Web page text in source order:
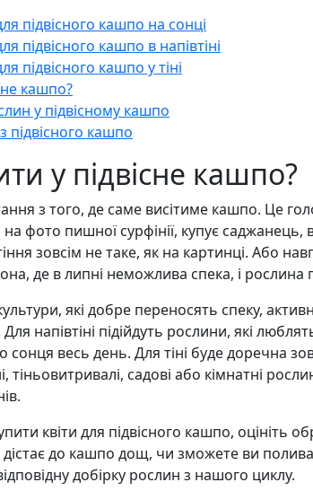
підвісного кашпо на сонці
підвісного кашпо в напівтіні
підвісного кашпо у тіні
кашпо?
у підвісному кашпо
підвісного кашпо
у підвісне кашпо?
з того, де саме висітиме кашпо. Це
фото пишної сурфінії, купує саджанець,
зовсім не таке, як на картинці. Або
де в липні неможлива спека, і
які добре переносять спеку,
напівтіні підійдуть рослини, які
весь день. Для тіні буде доречна
тіньовитривалі, садові або кімнатні
квіти для підвісного кашпо, оцініть
дістає до кашпо дощ, чи зможете ви
добірку рослин з нашого циклу.